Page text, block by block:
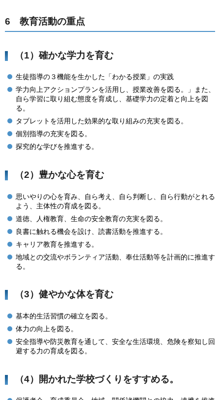
6 教育活動の重点
（1）確かな学力を育む
生徒指導の３機能を生かした「わかる授業」の実践
学力向上アクションプランを活用し、授業改善を図る。」また、
自ら学習に取り組む態度を育成し、基礎学力の定着と向上を図
る。
タブレットを活用した効果的な取り組みの充実を図る。
個別指導の充実を図る。
探究的な学びを推進する。
（2）豊かな心を育む
思いやりの心を育み、自ら考え、自ら判断し、自ら行動がとれる
よう、主体性の育成を図る。
道徳、人権教育、生命の安全教育の充実を図る。
良書に触れる機会を設け、読書活動を推進する。
キャリア教育を推進する。
地域との交流やボランティア活動、奉仕活動等を計画的に推進す
る。
（3）健やかな体を育む
基本的生活習慣の確立を図る。
体力の向上を図る。
安全指導や防災教育を通して、安全な生活環境、危険を察知し回
避する力の育成を図る。
（4）開かれた学校づくりをすすめる。